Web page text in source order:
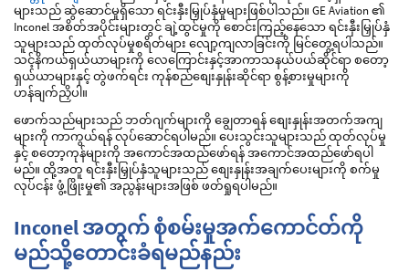
များသည် ဆွဲဆောင်မှုရှိသော ရင်းနှီးမြှုပ်နှံမှုများဖြစ်ပါသည်။ GE Aviation ၏
Inconel အစိတ်အပိုင်းများတွင် ချဲ့ထွင်မှုကို စောင်းကြည့်နေသော ရင်းနှီးမြှုပ်နှံ
သူများသည် ထုတ်လုပ်မှုစရိတ်များ လျော့ကျလာခြင်းကို မြင်တွေ့ရပါသည်။
သင့်နိကယ်ရှယ်ယာများကို လေကြောင်းနှင့်အာကာသနယ်ပယ်ဆိုင်ရာ စတော့
ရှယ်ယာများနှင့် တွဲဖက်ရင်း ကုန်စည်စျေးနှုန်းဆိုင်ရာ စွန့်စားမှုများကို
ဟန်ချက်ညှိပါ။
ဖောက်သည်များသည် ဘတ်ဂျက်များကို ချွေတာရန် စျေးနှုန်းအတက်အကျ
များကို ကာကွယ်ရန် လုပ်ဆောင်ရပါမည်။ ပေးသွင်းသူများသည် ထုတ်လုပ်မှု
နှင့် စတော့ကုန်များကို အကောင်အထည်ဖော်ရန် အကောင်အထည်ဖော်ရပါ
မည်။ ထို့အတူ ရင်းနှီးမြှုပ်နှံသူများသည် စျေးနှုန်းအချက်ပေးများကို စက်မှု
လုပ်ငန်း ဖွံ့ဖြိုးမှု၏ အညွန်းများအဖြစ် ဖတ်ရှုရပါမည်။
Inconel အတွက် စုံစမ်းမှုအက်ကောင်တ်ကို
မည်သို့တောင်းခံရမည်နည်း